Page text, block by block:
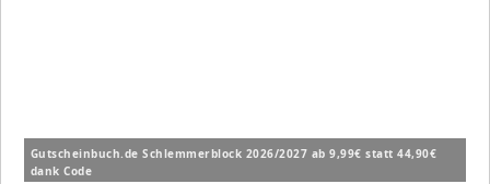
Gutscheinbuch.de Schlemmerblock 2026/2027 ab 9,99€ statt 44,90€
dank Code